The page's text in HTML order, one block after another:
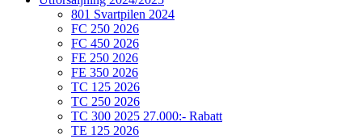
801 Svartpilen 2024
FC 250 2026
FC 450 2026
FE 250 2026
FE 350 2026
TC 125 2026
TC 250 2026
TC 300 2025 27.000:- Rabatt
TE 125 2026